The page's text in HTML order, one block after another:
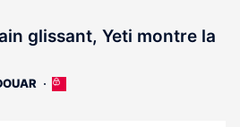
glissant, Yeti montre la
Cet